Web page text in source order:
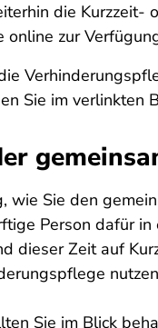
die Kurzzeit-
online zur
Sie im verlinkten
wie Sie den
Person dafür
dieser Zeit auf
Sie im Blick